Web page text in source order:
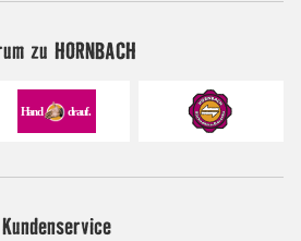
zu HORNBACH
Kundenservice